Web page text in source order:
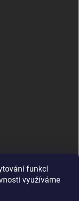
funkcí
využíváme